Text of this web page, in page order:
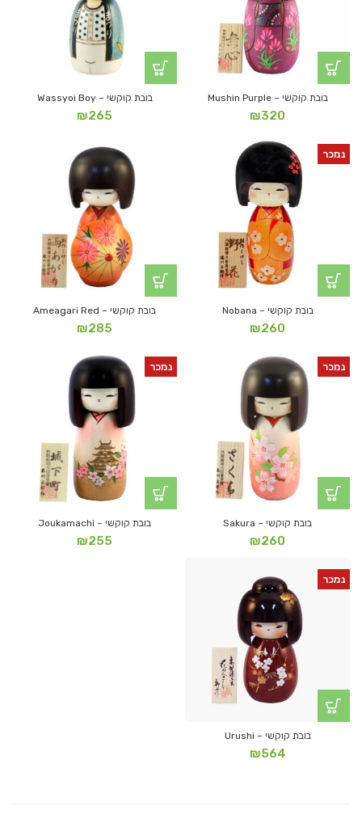
בובת קוקשי – Mushin Purple
₪320
בובת קוקשי – Wassyoi Boy
₪265
נמכר
בובת קוקשי – Nobana
₪260
בובת קוקשי – Ameagari Red
₪285
נמכר
בובת קוקשי – Sakura
₪260
נמכר
בובת קוקשי – Joukamachi
₪255
נמכר
בובת קוקשי – Urushi
₪564